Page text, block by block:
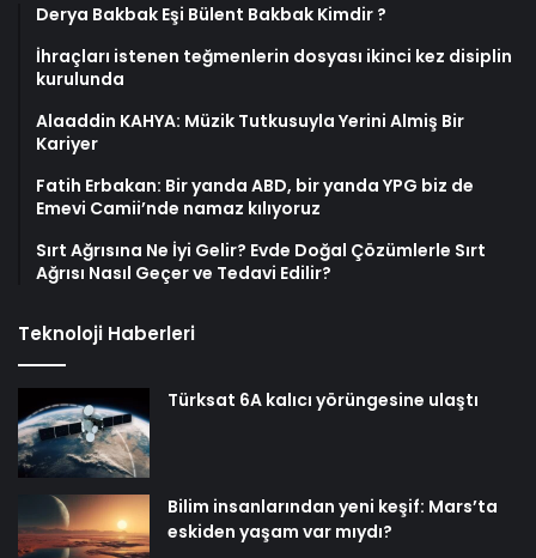
Derya Bakbak Eşi Bülent Bakbak Kimdir ?
İhraçları istenen teğmenlerin dosyası ikinci kez disiplin
kurulunda
Alaaddin KAHYA: Müzik Tutkusuyla Yerini Almiş Bir
Kariyer
Fatih Erbakan: Bir yanda ABD, bir yanda YPG biz de
Emevi Camii’nde namaz kılıyoruz
Sırt Ağrısına Ne İyi Gelir? Evde Doğal Çözümlerle Sırt
Ağrısı Nasıl Geçer ve Tedavi Edilir?
Teknoloji Haberleri
Türksat 6A kalıcı yörüngesine ulaştı
Bilim insanlarından yeni keşif: Mars’ta
eskiden yaşam var mıydı?